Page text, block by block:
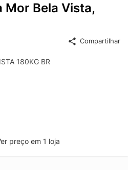
Mor Bela Vista,
Compartilhar
180KG BR
preço em 1 loja